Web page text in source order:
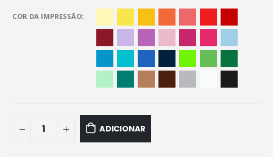
COR DA IMPRESSÃO
ADICIONAR